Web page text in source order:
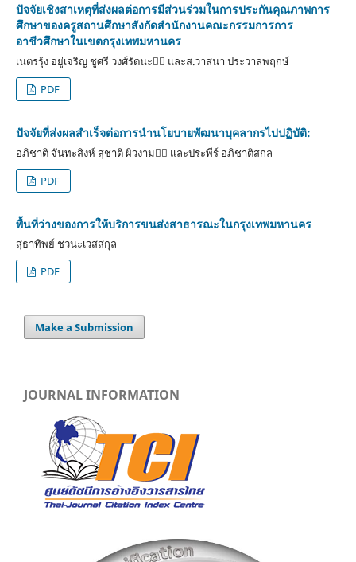
ปัจจัยเชิงสาเหตุที่ส่งผลต่อการมีส่วนร่วมในการประกันคุณภาพการ
ศึกษาของครูสถานศึกษาสังกัดสำนักงานคณะกรรมการการ
อาชีวศึกษาในเขตกรุงเทพมหานคร
เนตรรุ้ง อยู่เจริญ ชูศรี วงศ์รัตนะ และส.วาสนา ประวาลพฤกษ์
PDF
ปัจจัยที่ส่งผลสำเร็จต่อการนำนโยบายพัฒนาบุคลากรไปปฏิบัติ:
อภิชาติ จันทะสิงห์ สุชาติ ผิวงาม และประพีร์ อภิชาติสกล
PDF
พื้นที่ว่างของการให้บริการขนส่งสาธารณะในกรุงเทพมหานคร
สุธาทิพย์ ชวนะเวสสกุล
PDF
Make a Submission
JOURNAL INFORMATION